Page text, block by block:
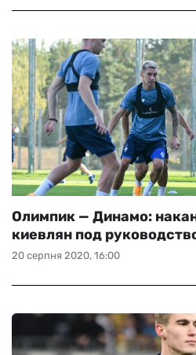
20 серпня 2020, 16:00
Олимпик — Динамо:
киевлян под